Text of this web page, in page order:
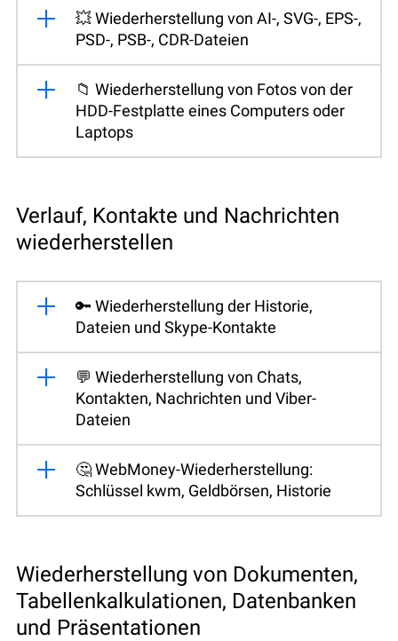
💥 Wiederherstellung von AI-, SVG-, EPS-,
PSD-, PSB-, CDR-Dateien
📁 Wiederherstellung von Fotos von der
HDD-Festplatte eines Computers oder
Laptops
Verlauf, Kontakte und Nachrichten
wiederherstellen
🔑 Wiederherstellung der Historie,
Dateien und Skype-Kontakte
💬 Wiederherstellung von Chats,
Kontakten, Nachrichten und Viber-
Dateien
🤔 WebMoney-Wiederherstellung:
Schlüssel kwm, Geldbörsen, Historie
Wiederherstellung von Dokumenten,
Tabellenkalkulationen, Datenbanken
und Präsentationen